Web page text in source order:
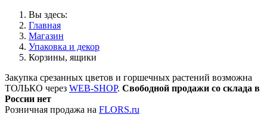
Вы здесь:
Главная
Магазин
Упаковка и декор
Корзины, ящики
Закупка срезанных цветов и горшечных растений возможна
ТОЛЬКО через WEB-SHOP. Свободной продажи со склада в
России нет
Розничная продажа на FLORS.ru